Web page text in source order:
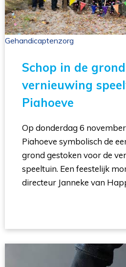
Gehandicaptenzorg
Schop in de
vernieuwing
Piahoeve
Op donderdag 6
Piahoeve symbolisch de
grond gestoken voor de
speeltuin. Een feestelijk
directeur Janneke van